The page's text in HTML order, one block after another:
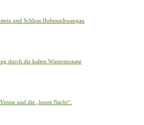
und Schloss Hohenschwangau
durch die kalten Wintermonate
und die „bunte Nacht“.